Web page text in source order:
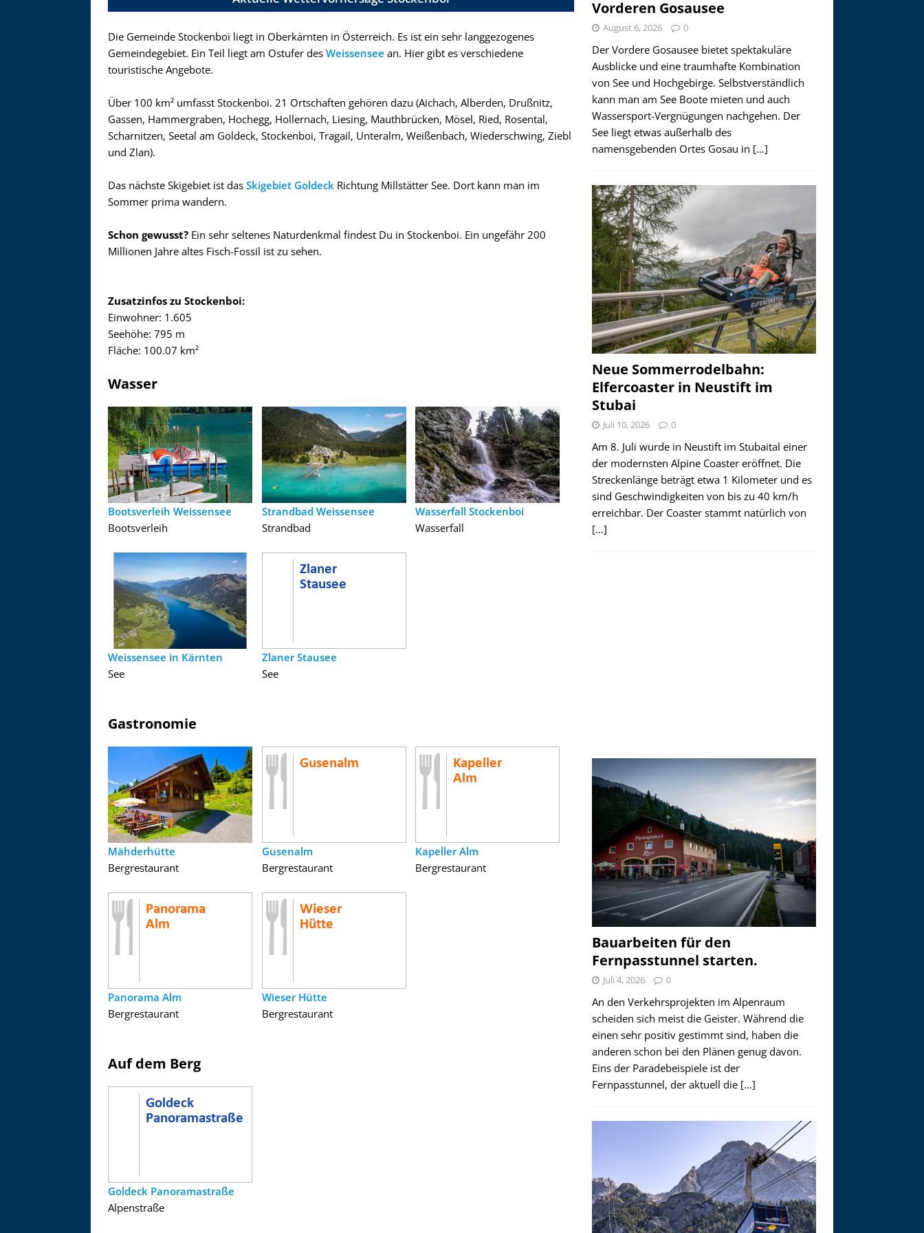
Die Gemeinde Stockenboi liegt in Oberkärnten in Österreich. Es ist ein sehr langgezogenes
Gemeindegebiet. Ein Teil liegt am Ostufer des Weissensee an. Hier gibt es verschiedene
touristische Angebote.
Über 100 km² umfasst Stockenboi. 21 Ortschaften gehören dazu (Aichach, Alberden, Drußnitz,
Gassen, Hammergraben, Hochegg, Hollernach, Liesing, Mauthbrücken, Mösel, Ried, Rosental,
Scharnitzen, Seetal am Goldeck, Stockenboi, Tragail, Unteralm, Weißenbach, Wiederschwing, Ziebl
und Zlan).
Das nächste Skigebiet ist das Skigebiet Goldeck Richtung Millstätter See. Dort kann man im
Sommer prima wandern.
Schon gewusst? Ein sehr seltenes Naturdenkmal findest Du in Stockenboi. Ein ungefähr 200
Millionen Jahre altes Fisch-Fossil ist zu sehen.
Zusatzinfos zu Stockenboi:
Einwohner: 1.605
Seehöhe: 795 m
Fläche: 100.07 km²
Wasser
Bootsverleih Weissensee
Bootsverleih
Weissensee in Kärnten
See
Strandbad Weissensee
Strandbad
Zlaner Stausee
See
Wasserfall Stockenboi
Wasserfall
Gastronomie
Mähderhütte
Bergrestaurant
Panorama Alm
Bergrestaurant
Gusenalm
Bergrestaurant
Wieser Hütte
Bergrestaurant
Kapeller Alm
Bergrestaurant
Auf dem Berg
Goldeck Panoramastraße
Alpenstraße
Vorderen Gosausee
August 6, 2026 0
Der Vordere Gosausee bietet spektakuläre
Ausblicke und eine traumhafte Kombination
von See und Hochgebirge. Selbstverständlich
kann man am See Boote mieten und auch
Wassersport-Vergnügungen nachgehen. Der
See liegt etwas außerhalb des
namensgebenden Ortes Gosau in […]
Neue Sommerrodelbahn:
Elfercoaster in Neustift im
Stubai
Juli 10, 2026 0
Am 8. Juli wurde in Neustift im Stubaital einer
der modernsten Alpine Coaster eröffnet. Die
Streckenlänge beträgt etwa 1 Kilometer und es
sind Geschwindigkeiten von bis zu 40 km/h
erreichbar. Der Coaster stammt natürlich von
[…]
Bauarbeiten für den
Fernpasstunnel starten.
Juli 4, 2026 0
An den Verkehrsprojekten im Alpenraum
scheiden sich meist die Geister. Während die
einen sehr positiv gestimmt sind, haben die
anderen schon bei den Plänen genug davon.
Eins der Paradebeispiele ist der
Fernpasstunnel, der aktuell die […]